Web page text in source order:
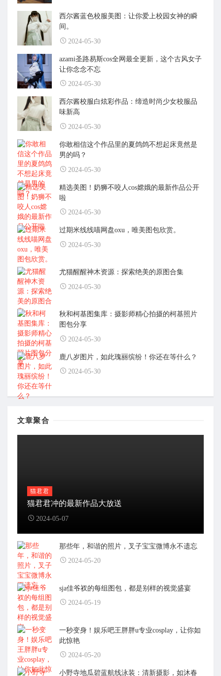
西尔酱蓝色校服美图：让你爱上校园女神的瞬
间。
2024-05-30
azami圣路易斯cos全网最全更新，这个古风女子
让你念念不忘
2024-05-30
西尔酱校服白炫彩作品：缔造时尚少女校服品
味新高
2024-05-30
你敢相信这个作品里的夏鸽鸽不想起床竟然是
男的吗？
2024-05-30
精选美图！奶狮不咬人cos嫦娥的最新作品公开
啦
2024-05-30
过期米线线喵网盘oxu，唯美图包欣赏。
2024-05-30
尤猫醒醒神木资源：探索绝美的原图合集
2024-05-30
秋和柯基图集库：摄影师精心拍摄的柯基照片
图包分享
2024-05-30
鹿八岁图片，如此瑰丽缤纷！你还在等什么？
2024-05-30
文章聚合
猫君君
猫君君冲的最新作品大放送
2024-05-07
那些年，和谐的照片，叉子宝宝微博永不遗忘
2024-05-20
sja佳爷衩的每组图包，都是别样的视觉盛宴
2024-05-19
一秒变身！娱乐吧王胖胖u专业cosplay，让你如
此惊艳
2024-05-20
小野寺地瓜碧蓝航线泳装：清新摄影，如沐春